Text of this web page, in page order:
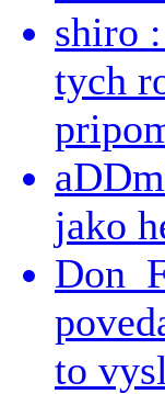
shiro
tych
jako
to